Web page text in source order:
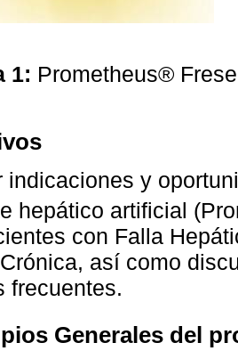
1: Prometheus®
indicaciones y
hepático artificial
con Falla
así como
frecuentes.
Generales del